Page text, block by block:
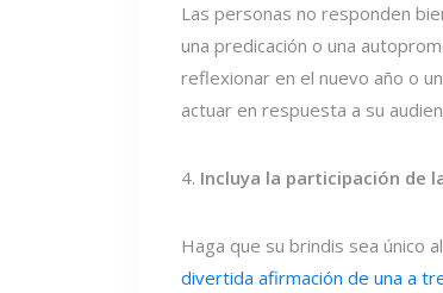
Las personas no responden
una predicación o una
reflexionar en el nuevo año o
actuar en respuesta a su
4. Incluya la participación de
Haga que su brindis sea único
divertida afirmación de una a